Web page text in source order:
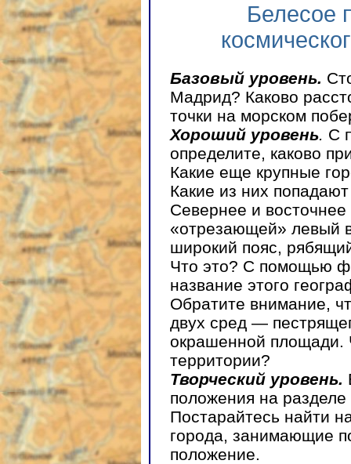
Белесое
Базовый уровень.
Мадрид? Каково
точки на морском
Хороший уровень. С
определите, каково
Какие еще крупные
Какие из них
Севернее и
«отрезающей» левый
широкий пояс,
Что это? С помощью
название этого
Обратите внимание,
двух сред —
окрашенной площади.
территории?
Творческий уровень.
положения на
Постарайтесь найти
города, занимающие
положение.